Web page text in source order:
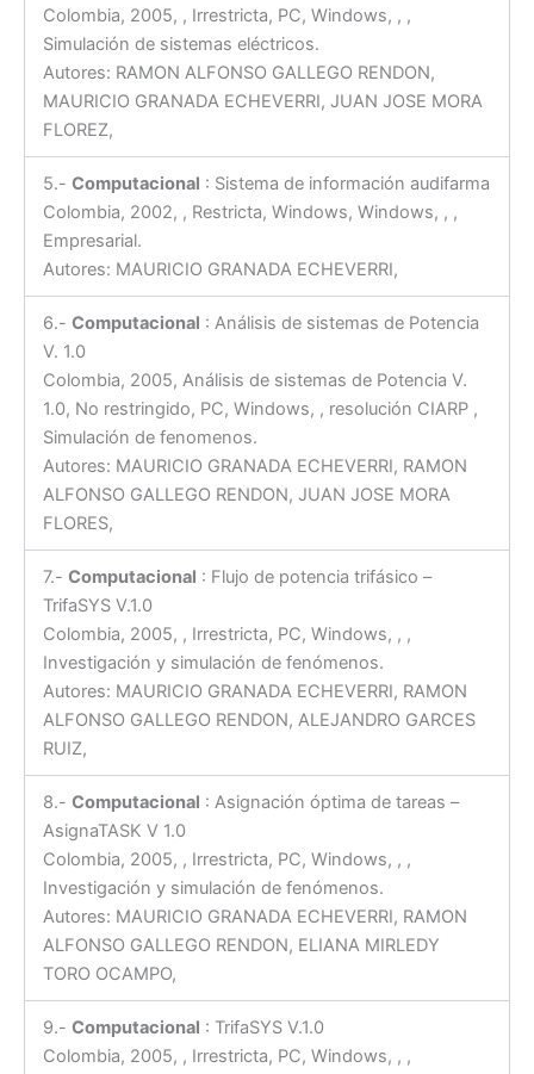
Colombia, 2005, , Irrestricta, PC, Windows, , ,
Simulación de sistemas eléctricos.
Autores: RAMON ALFONSO GALLEGO RENDON,
MAURICIO GRANADA ECHEVERRI, JUAN JOSE MORA
FLOREZ,
5.- Computacional : Sistema de información audifarma
Colombia, 2002, , Restricta, Windows, Windows, , ,
Empresarial.
Autores: MAURICIO GRANADA ECHEVERRI,
6.- Computacional : Análisis de sistemas de Potencia
V. 1.0
Colombia, 2005, Análisis de sistemas de Potencia V.
1.0, No restringido, PC, Windows, , resolución CIARP ,
Simulación de fenomenos.
Autores: MAURICIO GRANADA ECHEVERRI, RAMON
ALFONSO GALLEGO RENDON, JUAN JOSE MORA
FLORES,
7.- Computacional : Flujo de potencia trifásico –
TrifaSYS V.1.0
Colombia, 2005, , Irrestricta, PC, Windows, , ,
Investigación y simulación de fenómenos.
Autores: MAURICIO GRANADA ECHEVERRI, RAMON
ALFONSO GALLEGO RENDON, ALEJANDRO GARCES
RUIZ,
8.- Computacional : Asignación óptima de tareas –
AsignaTASK V 1.0
Colombia, 2005, , Irrestricta, PC, Windows, , ,
Investigación y simulación de fenómenos.
Autores: MAURICIO GRANADA ECHEVERRI, RAMON
ALFONSO GALLEGO RENDON, ELIANA MIRLEDY
TORO OCAMPO,
9.- Computacional : TrifaSYS V.1.0
Colombia, 2005, , Irrestricta, PC, Windows, , ,